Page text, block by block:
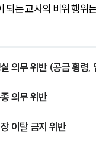
되는 교사의 비위 행위
의무 위반 (공금 횡령,
의무 위반
이탈 금지 위반